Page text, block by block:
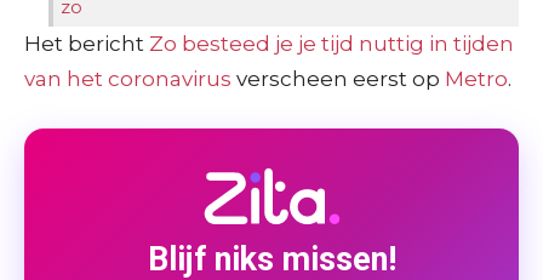
zo
Het bericht Zo besteed je je tijd nuttig in tijden
van het coronavirus verscheen eerst op Metro.
Blijf niks missen!